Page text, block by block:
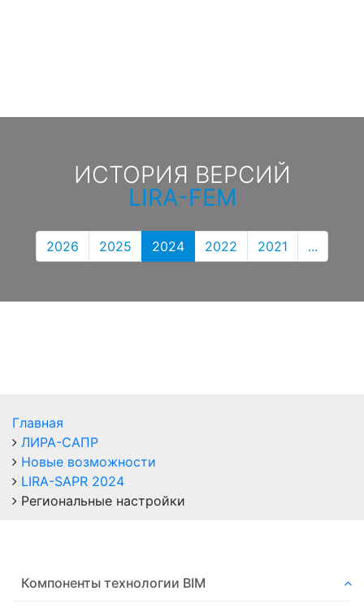
ИСТОРИЯ ВЕРСИЙ
LIRA-FEM
2026 2025 2024 2022 2021 ...
Главная
ЛИРА-САПР
Новые возможности
LIRA-SAPR 2024
Региональные настройки
Компоненты технологии ВIM